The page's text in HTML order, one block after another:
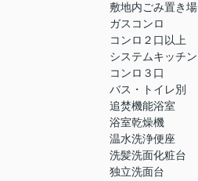
敷地内ごみ置き場
ガスコンロ
コンロ２口以上
システムキッチン
コンロ３口
バス・トイレ別
追焚機能浴室
浴室乾燥機
温水洗浄便座
洗髪洗面化粧台
独立洗面台